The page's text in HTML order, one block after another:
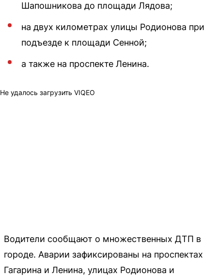
Шапошникова до площади Лядова;
на двух километрах улицы Родионова при
подъезде к площади Сенной;
а также на проспекте Ленина.
Не удалось загрузить VIQEO
Водители сообщают о множественных ДТП в
городе. Аварии зафиксированы на проспектах
Гагарина и Ленина, улицах Родионова и